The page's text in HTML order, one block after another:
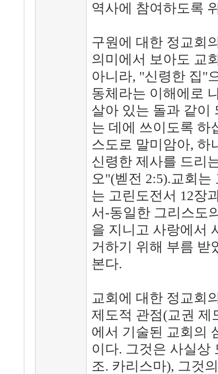
역사에 참여하도록
구원에 대한 정교회
의미에서 보아도 교
아니라, "신령한 집"
동체라는 이해에로
살아 있는 돌과 같이
는 데에 쓰이도록 하
스도로 말미암아, 하
신령한 제사를 드리
오"(벧전 2:5).교회
는 고린도전서 12장
서-동일한 그리스도
을 지니고 사랑에서
거하기 위해 부름 받
본다.
교회에 대한 정교회
제도적 관점(교권 제
에서 기술된 교회의
이다. 그것은 사실상
조. 카리스마), 그것